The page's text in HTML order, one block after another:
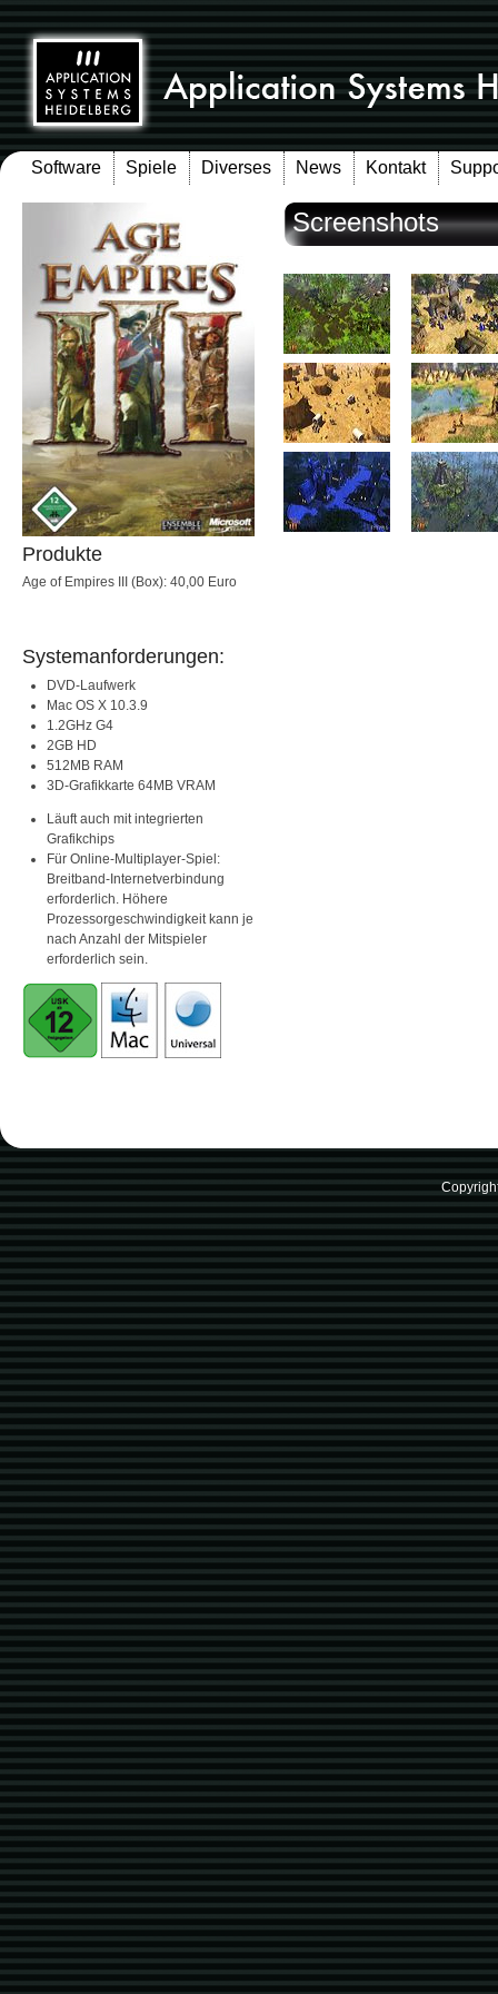
Software Spiele Diverses News Kontakt
Produkte
Age of Empires III (Box): 40,00 Euro
Systemanforderungen:
DVD-Laufwerk
Mac OS X 10.3.9
1.2GHz G4
2GB HD
512MB RAM
3D-Grafikkarte 64MB VRAM
Läuft auch mit integrierten
Grafikchips
Für Online-Multiplayer-Spiel:
Breitband-Internetverbindung
erforderlich. Höhere
Prozessorgeschwindigkeit kann je
nach Anzahl der Mitspieler
erforderlich sein.
Screenshots